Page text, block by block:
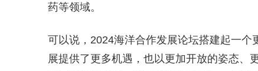
药等领域。
可以说，2024海洋合作发展论坛搭建起一
展提供了更多机遇，也以更加开放的姿态、